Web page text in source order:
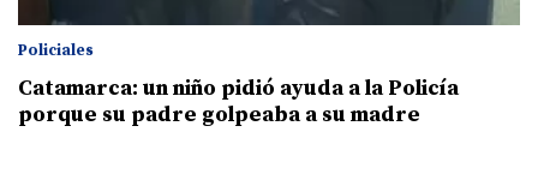
Policiales
Catamarca: un niño pidió ayuda a la Policía
porque su padre golpeaba a su madre